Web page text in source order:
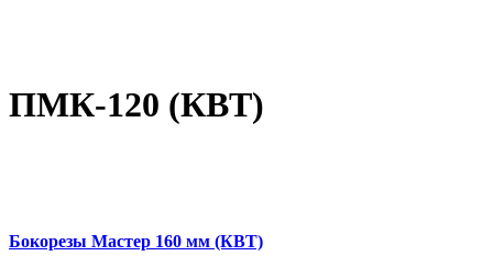
ПМК-120 (КВТ)
Бокорезы Мастер 160 мм (КВТ)